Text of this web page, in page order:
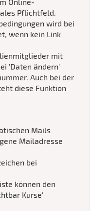
Pflichtfeld.
wird bei
wenn kein Link
mit
'Daten ändern'
Auch bei der
diese Funktion
Mails
Mailadresse
bei
können den
Kurse'